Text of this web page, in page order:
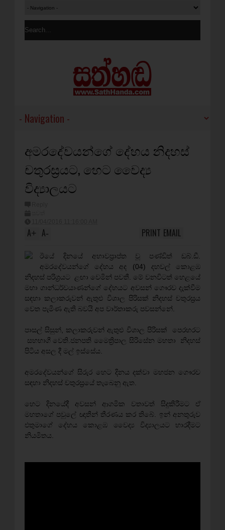
අමරදේවයන්ගේ දේහය නිදහස්
චතුරස්‍රයට, හෙට වෛද්‍ය
විද්‍යාලයට
A+ A- EMAIL
PRINT
ඊයේ දිනයේ අභාවප්‍රාප්ත වූ පණ්ඩිත් ඩබ්.ඩී.
අමරදේවයන්ගේ දේහය අද (04) දහවල් කොළඹ
නිදහස් පරිශ්‍රයට ළඟා වෙමින් පවතී. මේ වනවිටත් හෙළයේ
මහා ගාන්ධර්වයාණන්ගේ දේහයට අවසන් ගෞරව දැක්වීම
සඳහා කලාකරුවන් ඇතුළු විශාල පිරිසක් නිදහස් චතුරස්‍රය
වෙත පැමිණ ඇති බවයි අප වාර්තාකරු පවසන්නේ.
පාසල් සිසුන්, කලාකරුවන් ඇතුළු විශාල පිරිසක් පෙරහරට
සහභාගී වෙති.ජනපති මෛත්‍රිපාල සිරිසේන මහතා නිදහස්
පිටිය අසල දී මල් ඉස්සේය.
අමරදේවයන්ගේ සිරුර හෙට දිනය දක්වා මහජන ගෞරව
සඳහා නිදහස් චතුරස්‍රයේ තැබෙනු ඇත.
හෙට දිනයේදී අවසන් ආගමික වතාවත් සිදුකිරීමට ඒ
මහතාගේ පවුලේ ඥාතීන් තීරණය කර තිබේ. ඉන් අනතුරුව
එතුමාගේ දේහය කොළඹ වෛද්‍ය විද්‍යාලයට භාරදීමට
නියමිතය.